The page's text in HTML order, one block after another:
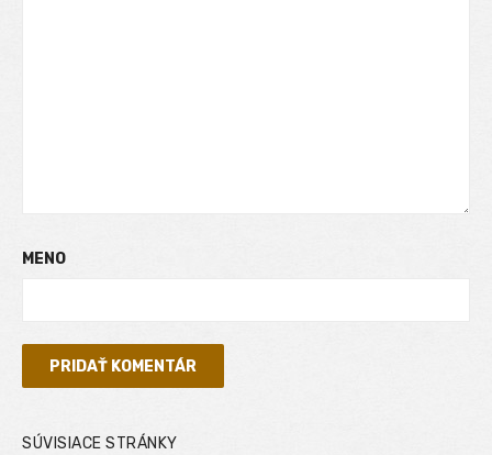
MENO
SÚVISIACE STRÁNKY